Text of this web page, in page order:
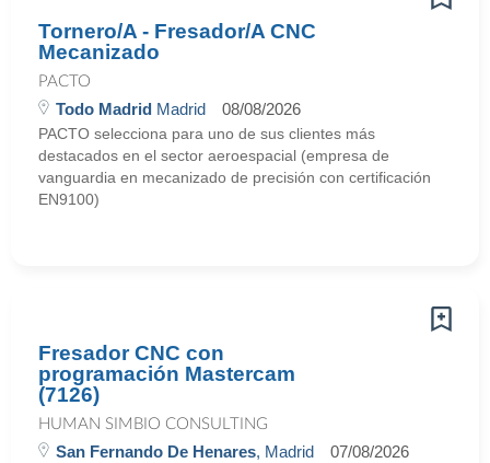
Tornero/A - Fresador/A CNC
Mecanizado
PACTO
Todo Madrid Madrid 08/08/2026
PACTO selecciona para uno de sus clientes más
destacados en el sector aeroespacial (empresa de
vanguardia en mecanizado de precisión con certificación
EN9100)
Fresador CNC con
programación Mastercam
(7126)
HUMAN SIMBIO CONSULTING
San Fernando De Henares, Madrid 07/08/2026